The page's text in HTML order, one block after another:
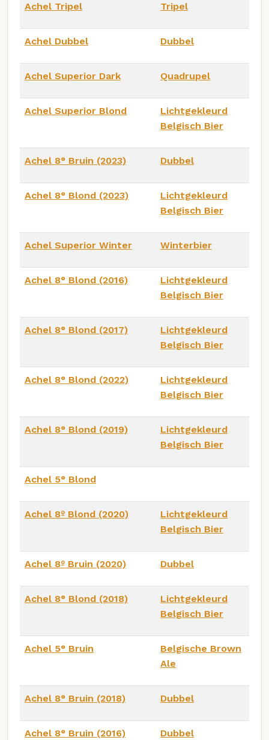
Achel Tripel Tripel
Achel Dubbel Dubbel
Achel Superior Dark Quadrupel
Achel Superior Blond
Lichtgekleurd
Belgisch Bier
Achel 8° Bruin (2023) Dubbel
Achel 8° Blond (2023)
Lichtgekleurd
Belgisch Bier
Achel Superior Winter Winterbier
Achel 8° Blond (2016)
Lichtgekleurd
Belgisch Bier
Achel 8° Blond (2017)
Lichtgekleurd
Belgisch Bier
Achel 8° Blond (2022)
Lichtgekleurd
Belgisch Bier
Achel 8° Blond (2019)
Lichtgekleurd
Belgisch Bier
Achel 5° Blond
Achel 8º Blond (2020)
Lichtgekleurd
Belgisch Bier
Achel 8º Bruin (2020) Dubbel
Achel 8° Blond (2018)
Lichtgekleurd
Belgisch Bier
Achel 5° Bruin
Belgische Brown
Ale
Achel 8° Bruin (2018) Dubbel
Achel 8° Bruin (2016) Dubbel